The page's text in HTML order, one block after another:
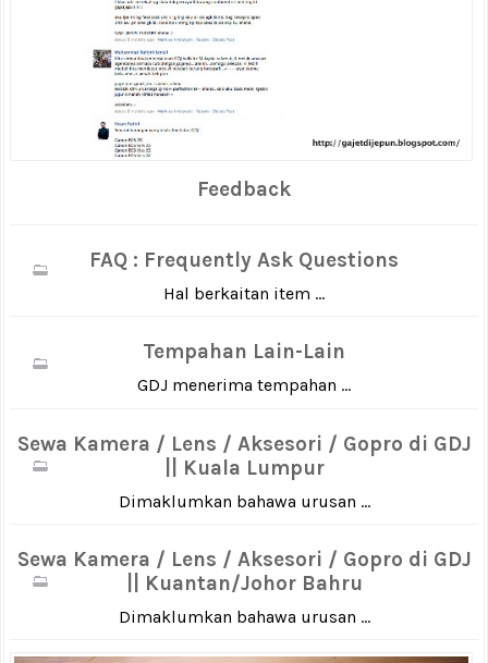
Feedback
FAQ : Frequently Ask Questions
Hal berkaitan item ...
Tempahan Lain-Lain
GDJ menerima tempahan ...
Sewa Kamera / Lens / Aksesori / Gopro di GDJ
|| Kuala Lumpur
Dimaklumkan bahawa urusan ...
Sewa Kamera / Lens / Aksesori / Gopro di GDJ
|| Kuantan/Johor Bahru
Dimaklumkan bahawa urusan ...